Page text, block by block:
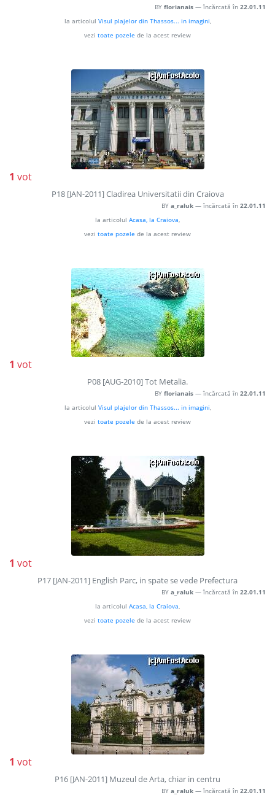
BY florianais — încărcată în 22.01.11
la articolul Visul plajelor din Thassos... in imagini,
vezi toate pozele de la acest review
1 vot
P18 [JAN-2011] Cladirea Universitatii din Craiova
BY a_raluk — încărcată în 22.01.11
la articolul Acasa, la Craiova,
vezi toate pozele de la acest review
1 vot
P08 [AUG-2010] Tot Metalia.
BY florianais — încărcată în 22.01.11
la articolul Visul plajelor din Thassos... in imagini,
vezi toate pozele de la acest review
1 vot
P17 [JAN-2011] English Parc, in spate se vede Prefectura
BY a_raluk — încărcată în 22.01.11
la articolul Acasa, la Craiova,
vezi toate pozele de la acest review
1 vot
P16 [JAN-2011] Muzeul de Arta, chiar in centru
BY a_raluk — încărcată în 22.01.11